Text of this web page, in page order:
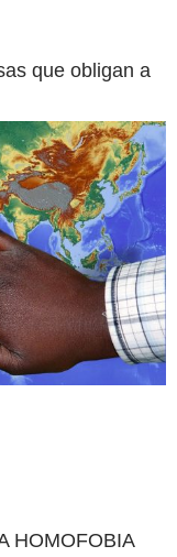
que obligan a
HOMOFOBIA